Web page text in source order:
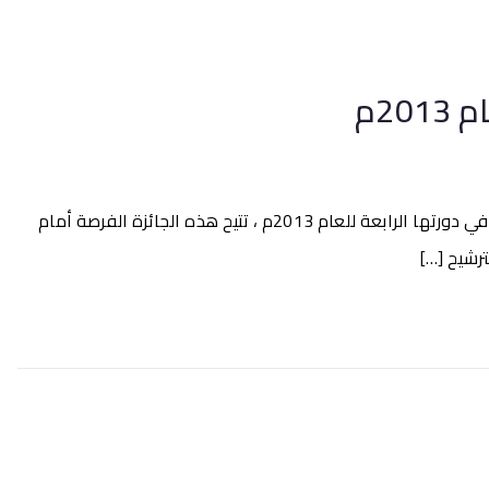
يعلن السيد / حمد بن عبدالله العماري ـ الأمين العام المساعد لمؤسسة الفكر العربي عن المشاركة في الترشيح لجائزة ” أهم كتاب عربي” في دورتها الرابعة للعام 2013م ، تتيح هذه الجائزة الفرصة أمام